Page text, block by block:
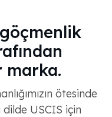
marka.
ötesinde
USCIS için